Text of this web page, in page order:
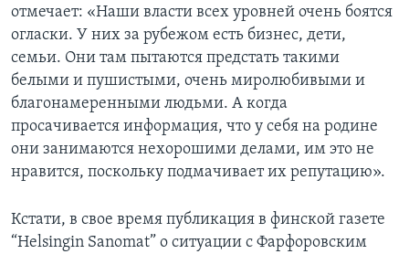
отмечает: «Наши власти всех уровней очень боятся
огласки. У них за рубежом есть бизнес, дети,
семьи. Они там пытаются предстать такими
белыми и пушистыми, очень миролюбивыми и
благонамеренными людьми. А когда
просачивается информация, что у себя на родине
они занимаются нехорошими делами, им это не
нравится, поскольку подмачивает их репутацию».
Кстати, в свое время публикация в финской газете
“Helsingin Sanomat” о ситуации с Фарфоровским